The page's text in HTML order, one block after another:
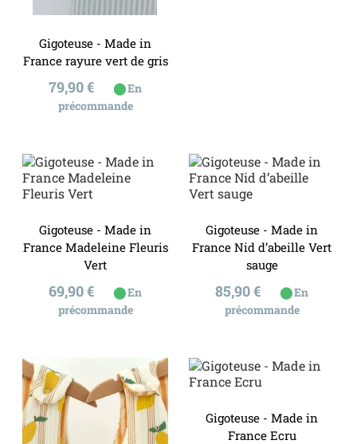
Gigoteuse - Made in
France rayure vert de gris
Prix
79,90 € ⬤En
précommande
Gigoteuse - Made in
France Madeleine Fleuris
Vert
Prix
69,90 € ⬤En
précommande
Gigoteuse - Made in
France Nid d’abeille Vert
sauge
Prix
85,90 € ⬤En
précommande
Gigoteuse - Made in
France Ecru